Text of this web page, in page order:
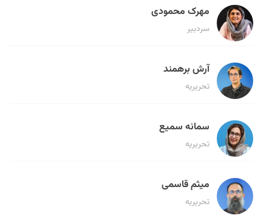
مهرک محمودی
سردبیر
آرش برهمند
تحریریه
سمانه سمیع
تحریریه
میثم قاسمی
تحریریه